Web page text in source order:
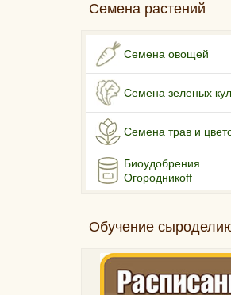
Семена растений
Семена овощей
Семена зеленых
Семена трав и
Биоудобрения
Огородникоff
Обучение